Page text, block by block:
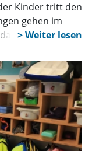
Kinder tritt den
gehen im
soll nach
im
hier keinen
der Hort ein
Können die
muss die
gewechselt
Kindern nicht
Namen der